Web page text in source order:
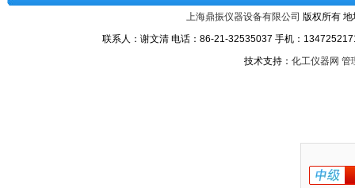
上海鼎振仪器设备有限公司 版权所有
联系人：谢文清 电话：86-21-32535037 手机：
技术支持： 化工仪器网 管